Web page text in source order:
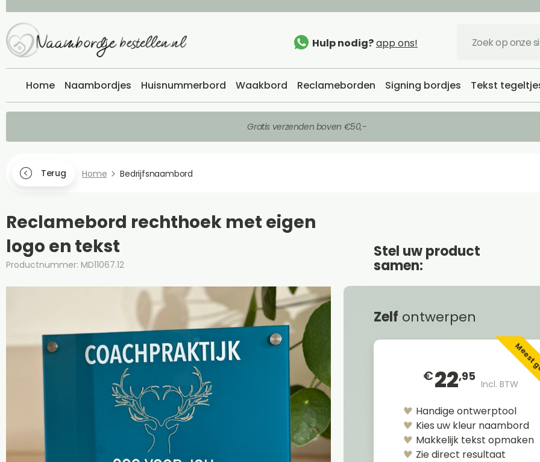
Hulp nodig?app ons!
Home Naambordjes Huisnummerbord Waakbord Reclameborden Signing bordjes Tekst
Gratis verzenden boven €50,-
Terug Home Bedrijfsnaambord
Reclamebord rechthoek met eigen
logo en tekst
Productnummer: MD11067.12
Stel uw product
samen:
Zelf ontwerpen
€22,95
Incl. BTW
Handige ontwerptool
Kies uw kleur naambord
Makkelijk tekst opmaken
Zie direct resultaat